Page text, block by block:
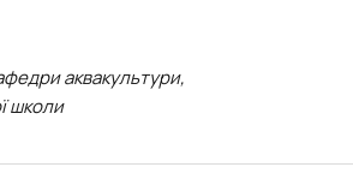
аквакультури,
школи